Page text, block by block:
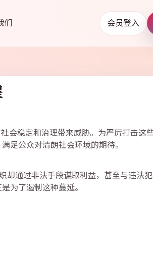
们 会员登入
会稳定和治理带来威胁。为严厉打击这
足公众对清朗社会环境的期待。
却通过非法手段谋取利益，甚至与违法
为了遏制这种蔓延。